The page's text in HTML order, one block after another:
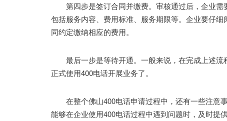
第四步是签订合同并缴费。审核通过后，企业需
包括服务内容、费用标准、服务期限等。企业要仔
同约定缴纳相应的费用。
最后一步是等待开通。一般来说，在完成上述流
正式使用400电话开展业务了。
在整个佛山400电话申请过程中，还有一些注意
能够在企业使用400电话过程中遇到问题时，及时提